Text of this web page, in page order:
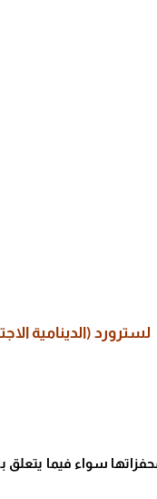
(الدينامية
سواء فيما يتعلق